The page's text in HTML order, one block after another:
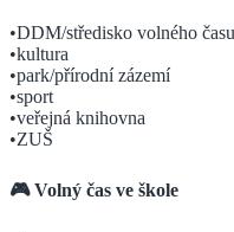
•DDM/středisko volného času
•kultura
•park/přírodní zázemí
•sport
•veřejná knihovna
•ZUŠ
🎮 Volný čas ve škole